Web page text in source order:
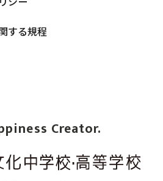
Creator.
する規程